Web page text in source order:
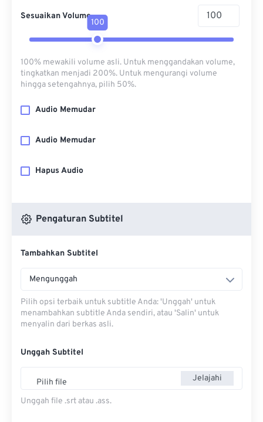
Sesuaikan Volume
100
100% mewakili volume asli. Untuk menggandakan volume,
tingkatkan menjadi 200%. Untuk mengurangi volume
hingga setengahnya, pilih 50%.
Audio Memudar
Audio Memudar
Hapus Audio
Pengaturan Subtitel
Tambahkan Subtitel
Mengunggah
Pilih opsi terbaik untuk subtitle Anda: 'Unggah' untuk
menambahkan subtitle Anda sendiri, atau 'Salin' untuk
menyalin dari berkas asli.
Unggah Subtitel
Pilih file Jelajahi
Unggah file .srt atau .ass.